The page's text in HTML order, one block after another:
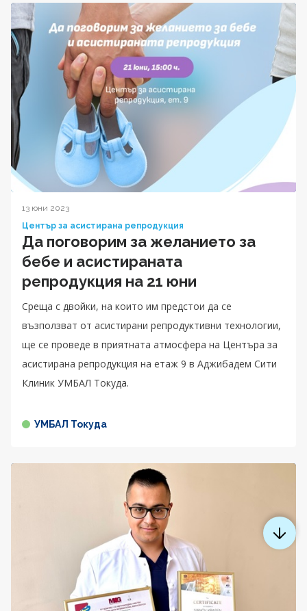
13 юни 2023
Център за асистирана репродукция
Да поговорим за желанието за
бебе и асистираната
репродукция на 21 юни
Среща с двойки, на които им предстои да се
възползват от асистирани репродуктивни технологии,
ще се проведе в приятната атмосфера на Центъра за
асистирана репродукция на етаж 9 в Аджибадем Сити
Клиник УМБАЛ Токуда.
УМБАЛ Токуда